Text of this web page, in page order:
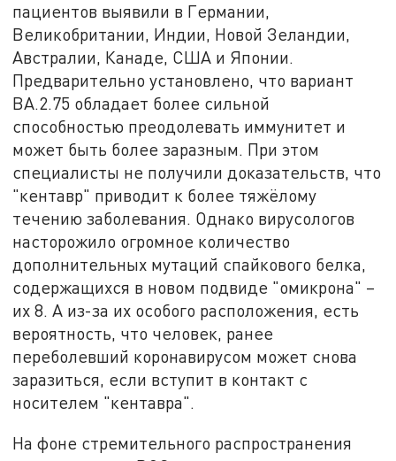
пациентов выявили в Германии,
Великобритании, Индии, Новой Зеландии,
Австралии, Канаде, США и Японии.
Предварительно установлено, что вариант
BA.2.75 обладает более сильной
способностью преодолевать иммунитет и
может быть более заразным. При этом
специалисты не получили доказательств, что
"кентавр" приводит к более тяжёлому
течению заболевания. Однако вирусологов
насторожило огромное количество
дополнительных мутаций спайкового белка,
содержащихся в новом подвиде "омикрона" –
их 8. А из-за их особого расположения, есть
вероятность, что человек, ранее
переболевший коронавирусом может снова
заразиться, если вступит в контакт с
носителем "кентавра".
На фоне стремительного распространения